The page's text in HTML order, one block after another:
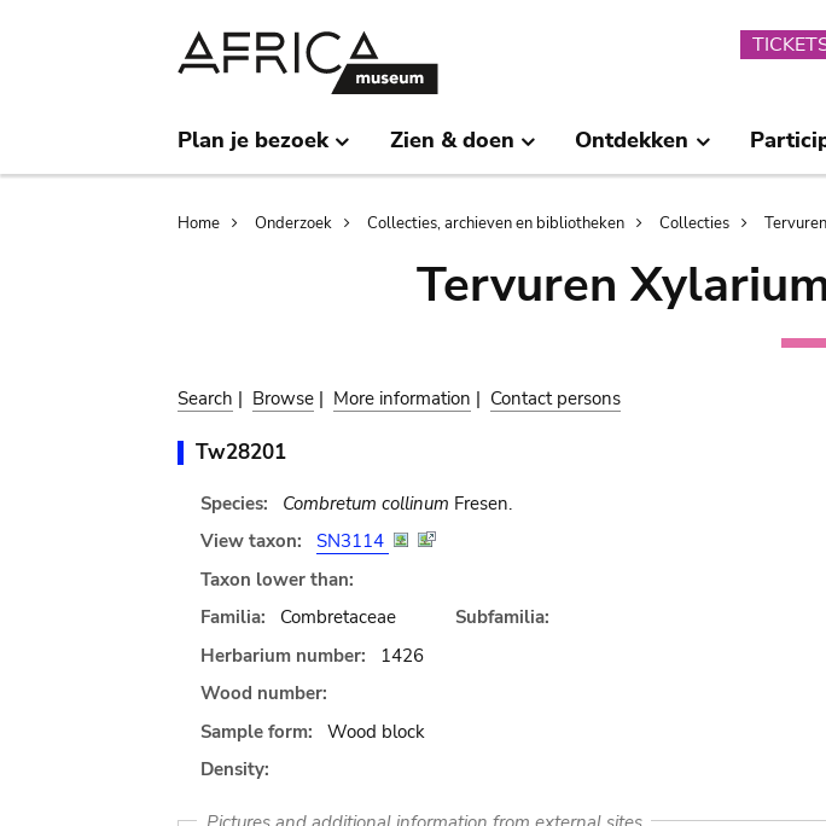
Plan je bezoek Zien & doen Ontdekken
Breadcrumb
Home Onderzoek Collecties, archieven en bibliotheken Collecties
Tervuren
Search | Browse | More information | Contact persons
Tw28201
Species: Combretum collinum Fresen.
View taxon:
SN3114
Taxon lower than:
Familia:
Combretaceae
Subfamilia:
Herbarium number:
1426
Wood number:
Sample form:
Wood block
Density:
Pictures and additional information from external sites